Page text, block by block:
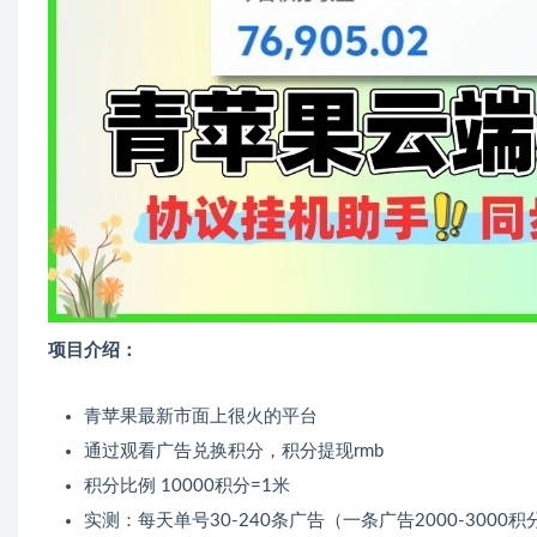
项目介绍：
青苹果最新市面上很火的平台
通过观看广告兑换积分，积分提现rmb
积分比例 10000积分=1米
实测：每天单号30-240条广告（一条广告2000-3000积